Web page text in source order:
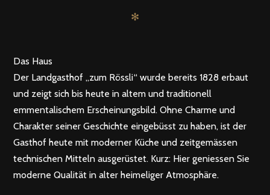
✻
Das Haus
Der Landgasthof „zum Rössli“ wurde bereits 1828 erbaut
und zeigt sich bis heute in altem und traditionell
emmentalischem Erscheinungsbild. Ohne Charme und
Charakter seiner Geschichte eingebüsst zu haben, ist der
Gasthof heute mit moderner Küche und zeitgemässen
technischen Mitteln ausgerüstet. Kurz: Hier geniessen Sie
moderne Qualität in alter heimeliger Atmosphäre.